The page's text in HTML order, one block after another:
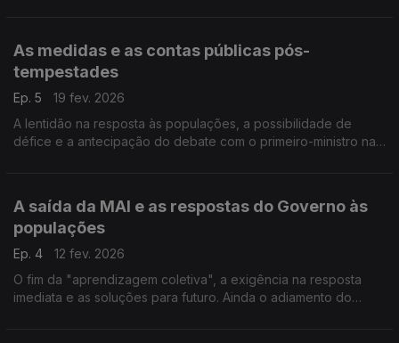
As medidas e as contas públicas pós-
tempestades
Ep. 5
19 fev. 2026
A lentidão na resposta às populações, a possibilidade de
défice e a antecipação do debate com o primeiro-ministro na
A saída da MAI e as respostas do Governo às
populações
Ep. 4
12 fev. 2026
O fim da "aprendizagem coletiva", a exigência na resposta
imediata e as soluções para futuro. Ainda o adiamento do